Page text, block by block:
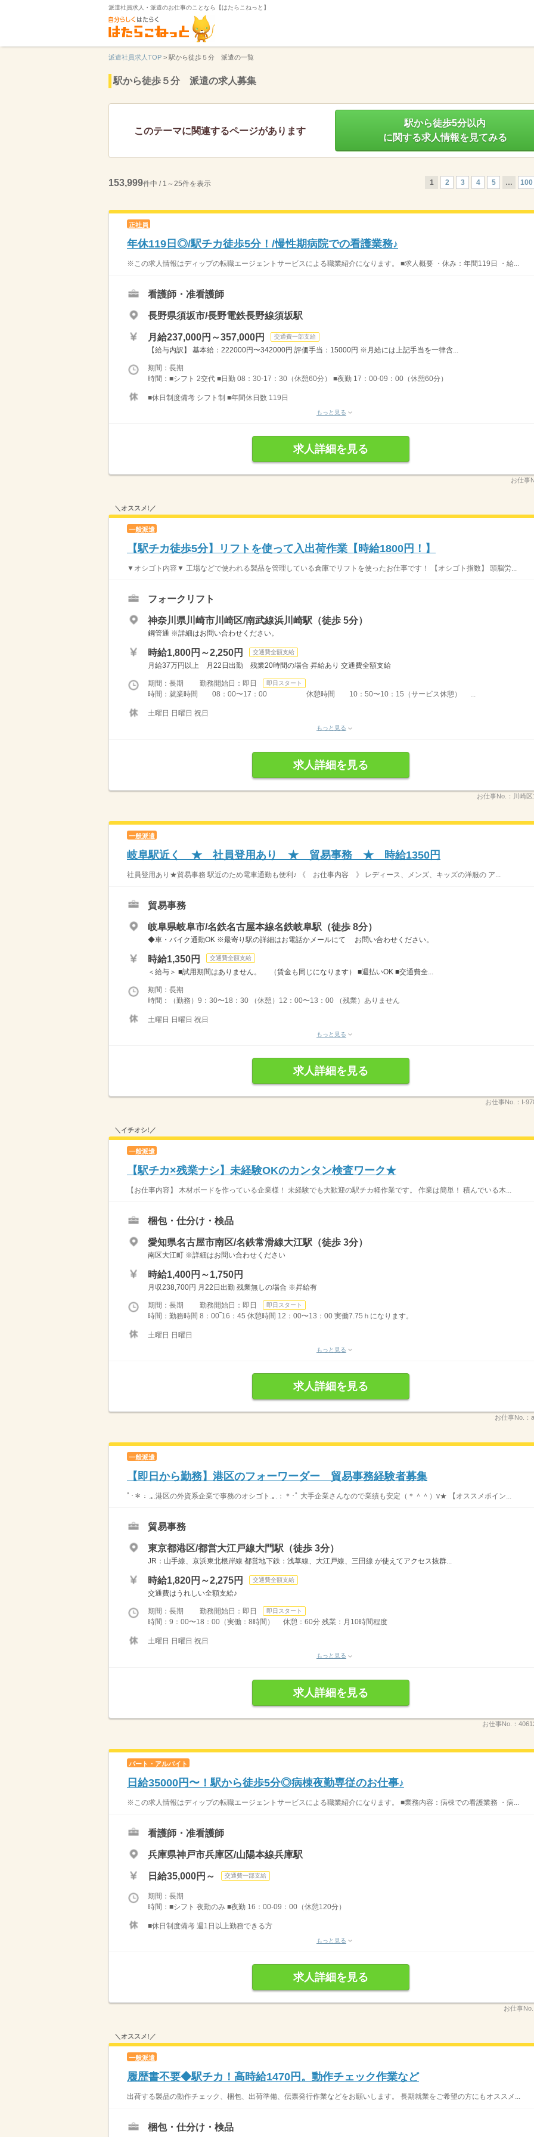
派遣社員求人・派遣のお仕事のことなら【はたらこねっと】
派遣社員求人TOP > 駅から徒歩５分 派遣の一覧
駅から徒歩５分 派遣の求人募集
このテーマに関連するページがあります
駅から徒歩5分以内
に関する求人情報を見てみる
153,999件中 / 1～25件を表示 1 2 3 4 5 … 100
正社員
年休119日◎/駅チカ徒歩5分！/慢性期病院での看護業務♪
※この求人情報はディップの転職エージェントサービスによる職業紹介になります。 ■求人概要 ・休み：年間119日 ・給...
看護師・准看護師
長野県須坂市/長野電鉄長野線須坂駅
月給237,000円～357,000円 交通費一部支給
【給与内訳】 基本給：222000円〜342000円 評価手当：15000円 ※月給には上記手当を一律含...
期間：長期
時間：■シフト 2交代 ■日勤 08：30-17：30（休憩60分） ■夜勤 17：00-09：00（休憩60分）
■休日制度備考 シフト制 ■年間休日数 119日
もっと見る
求人詳細を見る
お仕事
＼オススメ!／
一般派遣
【駅チカ徒歩5分】リフトを使って入出荷作業【時給1800円！】
▼オシゴト内容▼ 工場などで使われる製品を管理している倉庫でリフトを使ったお仕事です！ 【オシゴト指数】 頭脳労...
フォークリフト
神奈川県川崎市川崎区/南武線浜川崎駅（徒歩 5分）
鋼管通 ※詳細はお問い合わせください。
時給1,800円～2,250円 交通費全額支給
月給37万円以上 月22日出勤 残業20時間の場合 昇給あり 交通費全額支給
期間：長期 勤務開始日：即日 即日スタート
時間：就業時間 08：00〜17：00 休憩時間 10：50〜10：15（サービス休憩） ...
土曜日 日曜日 祝日
もっと見る
求人詳細を見る
お仕事No.： 川崎
一般派遣
岐阜駅近く ★ 社員登用あり ★ 貿易事務 ★ 時給1350円
社員登用あり★貿易事務 駅近のため電車通勤も便利♪ 《 お仕事内容 》 レディース、メンズ、キッズの洋服の ア...
貿易事務
岐阜県岐阜市/名鉄名古屋本線名鉄岐阜駅（徒歩 8分）
◆車・バイク通勤OK ※最寄り駅の詳細はお電話かメールにて お問い合わせください。
時給1,350円 交通費全額支給
＜給与＞ ■試用期間はありません。 （賃金も同じになります） ■週払いOK ■交通費全...
期間：長期
時間：（勤務）9：30〜18：30 （休憩）12：00〜13：00 （残業）ありません
土曜日 日曜日 祝日
もっと見る
求人詳細を見る
お仕事No.： I-
＼イチオシ!／
一般派遣
【駅チカ×残業ナシ】未経験OKのカンタン検査ワーク★
【お仕事内容】 木材ボードを作っている企業様！ 未経験でも大歓迎の駅チカ軽作業です。 作業は簡単！ 積んでいる木...
梱包・仕分け・検品
愛知県名古屋市南区/名鉄常滑線大江駅（徒歩 3分）
南区大江町 ※詳細はお問い合わせください
時給1,400円～1,750円
月収238,700円 月22日出勤 残業無しの場合 ※昇給有
期間：長期 勤務開始日：即日 即日スタート
時間：勤務時間 8：00‾16：45 休憩時間 12：00〜13：00 実働7.75ｈになります。
土曜日 日曜日
もっと見る
求人詳細を見る
お仕事No.：
一般派遣
【即日から勤務】港区のフォーワーダー 貿易事務経験者募集
ﾟ･＊：.｡.港区の外資系企業で事務のオシゴト.｡.：＊･ﾟ 大手企業さんなので業績も安定（＊＾＾）v★ 【オススメポイン...
貿易事務
東京都港区/都営大江戸線大門駅（徒歩 3分）
JR：山手線、京浜東北根岸線 都営地下鉄：浅草線、大江戸線、三田線 が使えてアクセス抜群...
時給1,820円～2,275円 交通費全額支給
交通費はうれしい全額支給♪
期間：長期 勤務開始日：即日 即日スタート
時間：9：00〜18：00（実働：8時間） 休憩：60分 残業：月10時間程度
土曜日 日曜日 祝日
もっと見る
求人詳細を見る
お仕事No.：
パート・アルバイト
日給35000円〜！駅から徒歩5分◎病棟夜勤専従のお仕事♪
※この求人情報はディップの転職エージェントサービスによる職業紹介になります。 ■業務内容：病棟での看護業務 ・病...
看護師・准看護師
兵庫県神戸市兵庫区/山陽本線兵庫駅
日給35,000円～ 交通費一部支給
期間：長期
時間：■シフト 夜勤のみ ■夜勤 16：00-09：00（休憩120分）
■休日制度備考 週1日以上勤務できる方
もっと見る
求人詳細を見る
お仕事No.
＼オススメ!／
一般派遣
履歴書不要◆駅チカ！高時給1470円。動作チェック作業など
出荷する製品の動作チェック、梱包、出荷準備、伝票発行作業などをお願いします。 長期就業をご希望の方にもオススメ...
梱包・仕分け・検品